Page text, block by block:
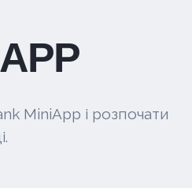
MiniApp і розпочати